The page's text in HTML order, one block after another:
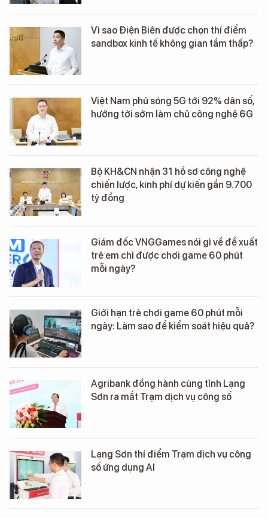
Vì sao Điện Biên được chọn thí điểm
sandbox kinh tế không gian tầm thấp?
Việt Nam phủ sóng 5G tới 92% dân số,
hướng tới sớm làm chủ công nghệ 6G
Bộ KH&CN nhận 31 hồ sơ công nghệ
chiến lược, kinh phí dự kiến gần 9.700
tỷ đồng
Giám đốc VNGGames nói gì về đề xuất
trẻ em chỉ được chơi game 60 phút
mỗi ngày?
Giới hạn trẻ chơi game 60 phút mỗi
ngày: Làm sao để kiểm soát hiệu quả?
Agribank đồng hành cùng tỉnh Lạng
Sơn ra mắt Trạm dịch vụ công số
Lạng Sơn thí điểm Trạm dịch vụ công
số ứng dụng AI